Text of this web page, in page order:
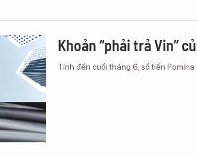
Khoản “phải trả Vin”
Tính đến cuối tháng 6, số tiền